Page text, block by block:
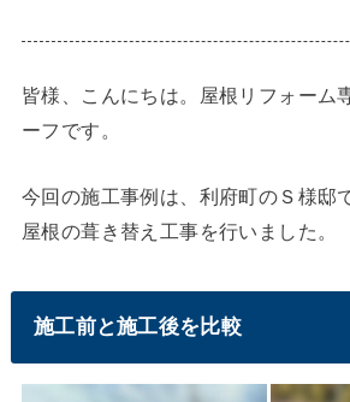
皆様、こんにちは。屋根リフォーム
ーフです。
今回の施工事例は、利府町のＳ様邸
屋根の葺き替え工事を行いました。
施工前と施工後を比較